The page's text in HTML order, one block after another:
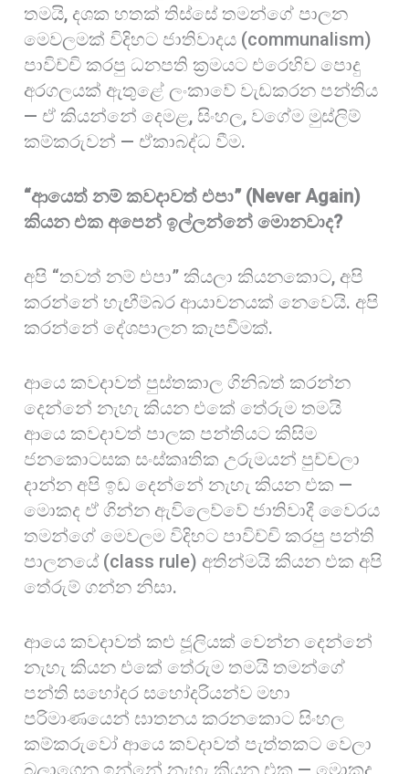
තමයි, දශක හතක් තිස්සේ තමන්ගේ පාලන
මෙවලමක් විදිහට ජාතිවාදය (communalism)
පාවිච්චි කරපු ධනපති ක්‍රමයට එරෙහිව පොදු
අරගලයක් ඇතුළේ ලංකාවේ වැඩකරන පන්තිය
— ඒ කියන්නේ දෙමළ, සිංහල, වගේම මුස්ලිම්
කම්කරුවන් — ඒකාබද්ධ වීම.
“ආයෙත් නම් කවදාවත් එපා” (Never Again)
කියන එක අපෙන් ඉල්ලන්නේ මොනවාද?
අපි “තවත් නම් එපා” කියලා කියනකොට, අපි
කරන්නේ හැඟීම්බර ආයාචනයක් නෙවෙයි. අපි
කරන්නේ දේශපාලන කැපවීමක්.
ආයෙ කවදාවත් පුස්තකාල ගිනිබත් කරන්න
දෙන්නේ නැහැ කියන එකේ තේරුම තමයි
ආයෙ කවදාවත් පාලක පන්තියට කිසිම
ජනකොටසක සංස්කෘතික උරුමයන් පුච්චලා
දාන්න අපි ඉඩ දෙන්නේ නැහැ කියන එක —
මොකද ඒ ගින්න ඇවිලෙව්වේ ජාතිවාදී වෛරය
තමන්ගේ මෙවලම විදිහට පාවිච්චි කරපු පන්ති
පාලනයේ (class rule) අතින්මයි කියන එක අපි
තේරුම් ගන්න නිසා.
ආයෙ කවදාවත් කළු ජූලියක් වෙන්න දෙන්නේ
නැහැ කියන එකේ තේරුම තමයි තමන්ගේ
පන්ති සහෝදර සහෝදරියන්ව මහා
පරිමාණයෙන් ඝාතනය කරනකොට සිංහල
කම්කරුවෝ ආයෙ කවදාවත් පැත්තකට වෙලා
බලාගෙන ඉන්නේ නැහැ කියන එක — මොකද